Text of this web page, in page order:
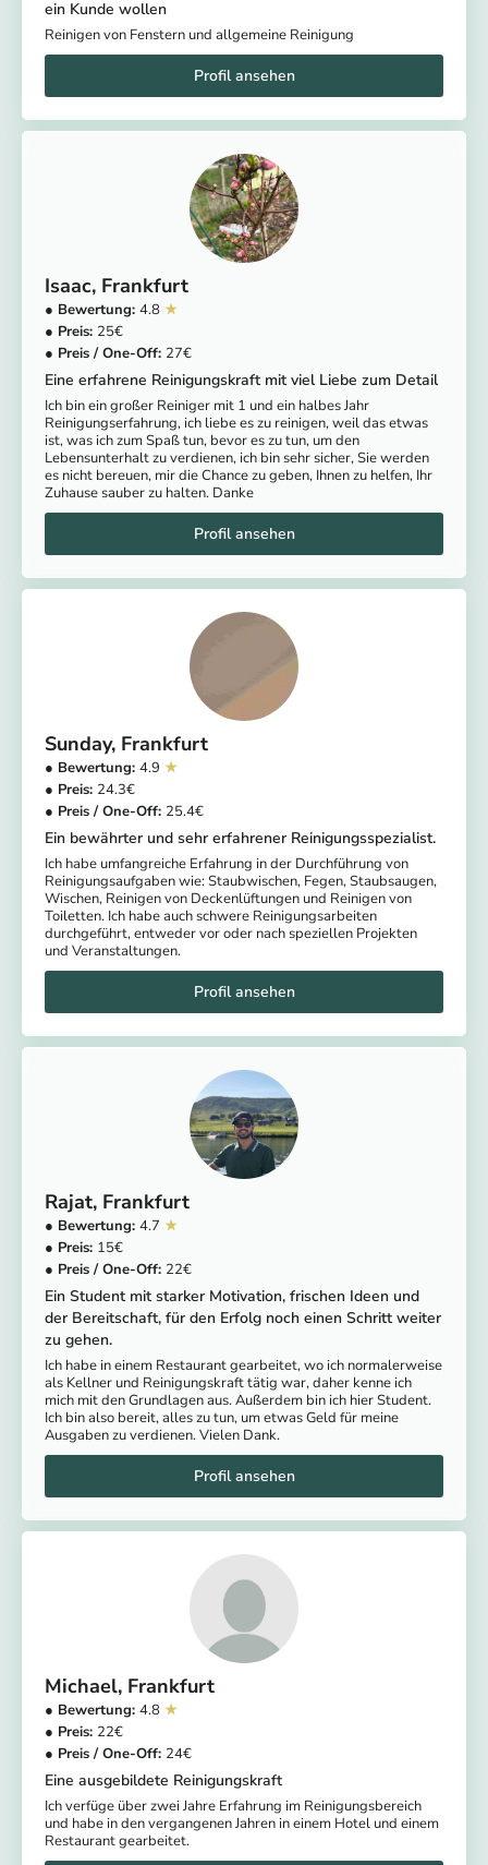
ein Kunde wollen
Reinigen von Fenstern und allgemeine Reinigung
Isaac Frankfurt
4.8
25
27
Eine erfahrene Reinigungskraft mit viel Liebe zum Detail
Ich bin ein großer Reiniger mit 1 und ein halbes Jahr
Reinigungserfahrung, ich liebe es zu reinigen, weil das etwas
ist, was ich zum Spaß tun, bevor es zu tun, um den
Lebensunterhalt zu verdienen, ich bin sehr sicher, Sie werden
es nicht bereuen, mir die Chance zu geben, Ihnen zu helfen, Ihr
Zuhause sauber zu halten. Danke
Sunday Frankfurt
4.9
24.3
25.4
Ein bewährter und sehr erfahrener Reinigungsspezialist.
Ich habe umfangreiche Erfahrung in der Durchführung von
Reinigungsaufgaben wie: Staubwischen, Fegen, Staubsaugen,
Wischen, Reinigen von Deckenlüftungen und Reinigen von
Toiletten. Ich habe auch schwere Reinigungsarbeiten
durchgeführt, entweder vor oder nach speziellen Projekten
und Veranstaltungen.
Rajat Frankfurt
4.7
15
22
Ein Student mit starker Motivation, frischen Ideen und
der Bereitschaft, für den Erfolg noch einen Schritt weiter
zu gehen.
Ich habe in einem Restaurant gearbeitet, wo ich normalerweise
als Kellner und Reinigungskraft tätig war, daher kenne ich
mich mit den Grundlagen aus. Außerdem bin ich hier Student.
Ich bin also bereit, alles zu tun, um etwas Geld für meine
Ausgaben zu verdienen. Vielen Dank.
Michael Frankfurt
4.8
22
24
Eine ausgebildete Reinigungskraft
Ich verfüge über zwei Jahre Erfahrung im Reinigungsbereich
und habe in den vergangenen Jahren in einem Hotel und einem
Restaurant gearbeitet.